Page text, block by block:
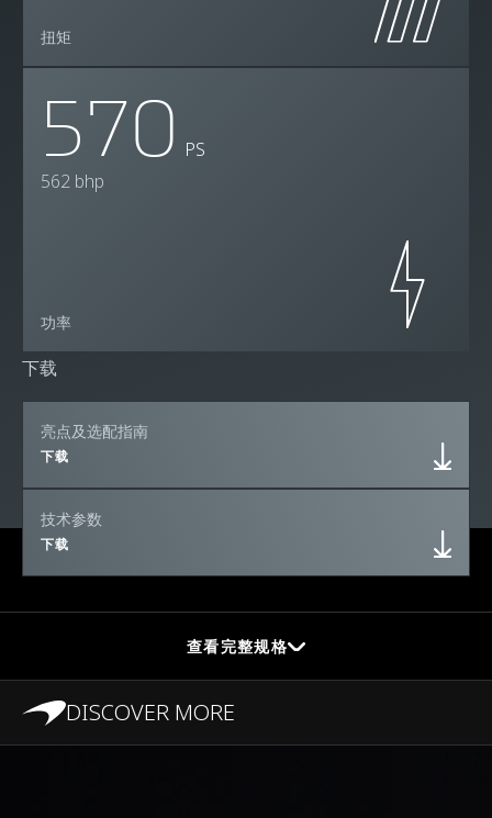
扭矩
570 PS
562 bhp
功率
下载
亮点及选配指南
下载
技术参数
下载
查看完整规格
DISCOVER MORE